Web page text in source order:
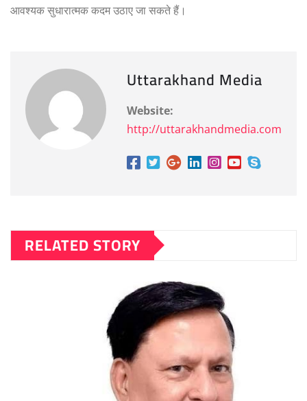
आवश्यक सुधारात्मक कदम उठाए जा सकते हैं।
Uttarakhand Media
Website:
http://uttarakhandmedia.com
RELATED STORY